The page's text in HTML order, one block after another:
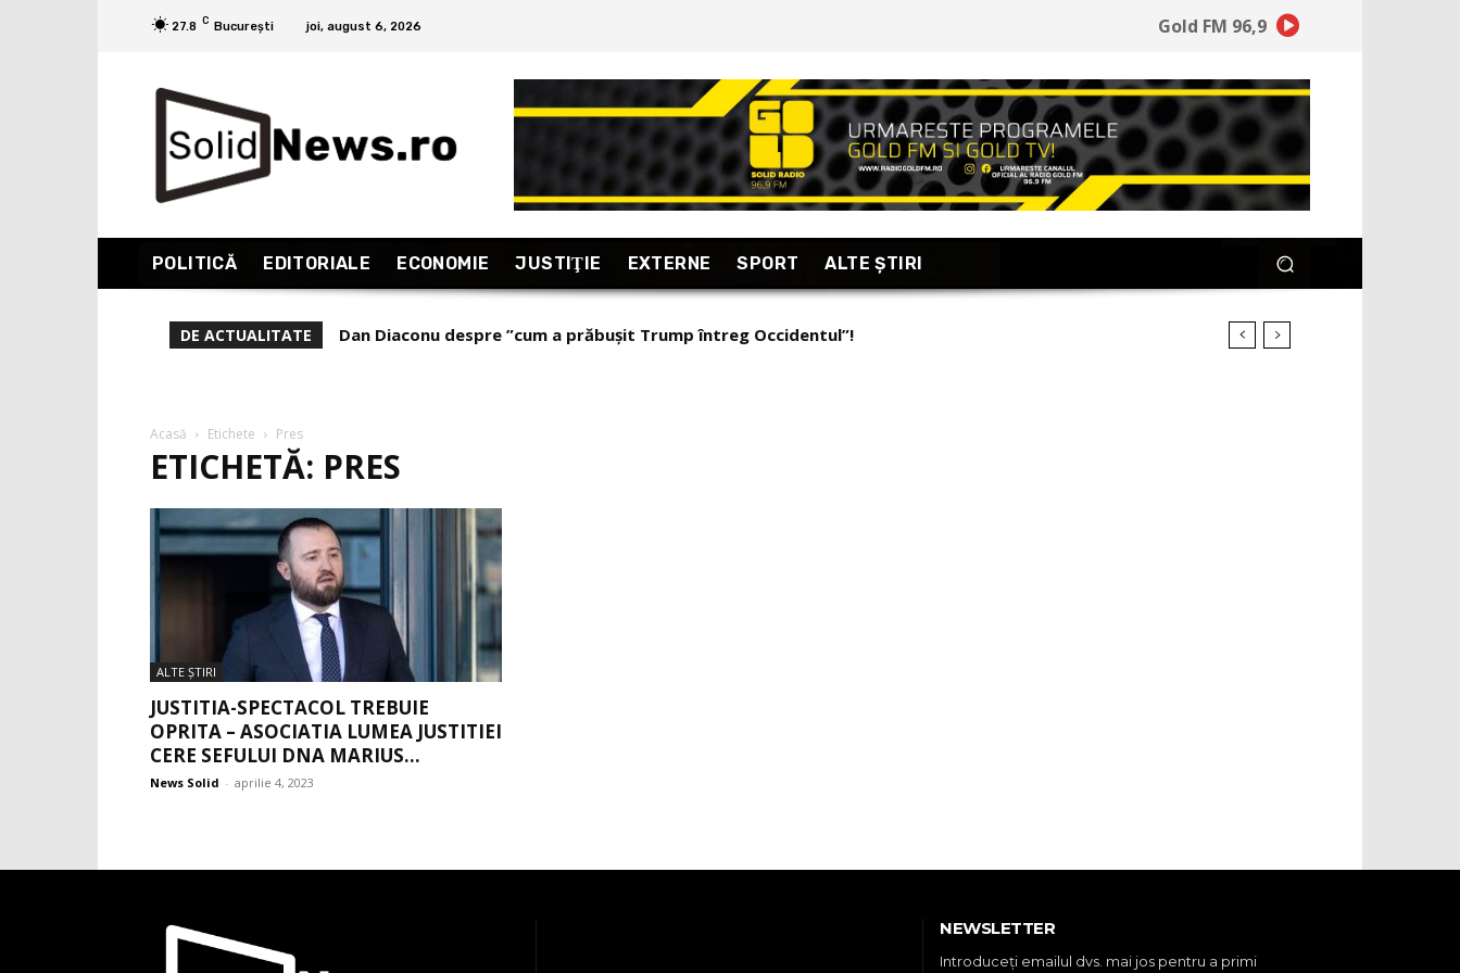
27.8 C București joi, august 6, 2026 Gold FM 96,9
POLITICĂ EDITORIALE ECONOMIE JUSTIŢIE EXTERNE SPORT ALTE ŞTIRI
DE ACTUALITATE Dan Diaconu despre ”cum a prăbușit Trump întreg Occidentul”!
Acasă Etichete Pres
ETICHETĂ: PRES
ALTE ŞTIRI
JUSTITIA-SPECTACOL TREBUIE
OPRITA – ASOCIATIA LUMEA JUSTITIEI
CERE SEFULUI DNA MARIUS...
News Solid - aprilie 4, 2023
NEWSLETTER
Introduceţi emailul dvs. mai jos pentru a primi